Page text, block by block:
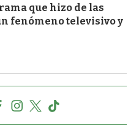
que hizo de las
fenómeno televisivo y